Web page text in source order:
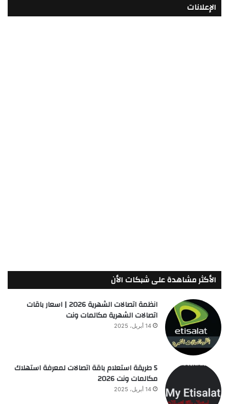
الإعلانات
الأكثر مشاهدة على شبكات الأن
انظمة اتصالات الشهرية 2026 | اسعار باقات
اتصالات الشهرية مكالمات ونت
14 أبريل، 2025
5 طريقة استعلام باقة اتصالات لمعرفة استهلاك
مكالمات ونت 2026
14 أبريل، 2025